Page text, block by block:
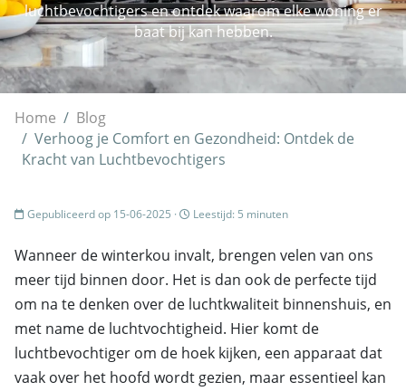
luchtbevochtigers en ontdek waarom elke woning er
baat bij kan hebben.
Home
Blog
Verhoog je Comfort en Gezondheid: Ontdek de
Kracht van Luchtbevochtigers
Gepubliceerd op 15-06-2025 · Leestijd: 5 minuten
Wanneer de winterkou invalt, brengen velen van ons
meer tijd binnen door. Het is dan ook de perfecte tijd
om na te denken over de luchtkwaliteit binnenshuis, en
met name de luchtvochtigheid. Hier komt de
luchtbevochtiger om de hoek kijken, een apparaat dat
vaak over het hoofd wordt gezien, maar essentieel kan